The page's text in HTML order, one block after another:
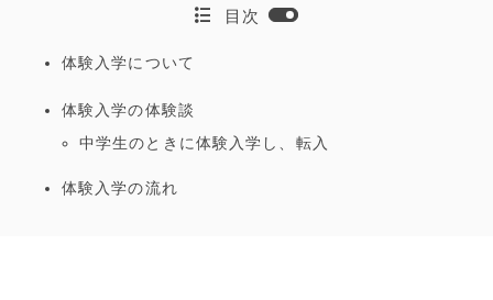
目次
体験入学について
体験入学の体験談
中学生のときに体験入学し、転入
体験入学の流れ